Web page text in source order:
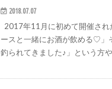
2018.07.07
2017年11月に初めて開催さ
ースと一緒にお酒が飲める♡」
釣られてきました♪」という方